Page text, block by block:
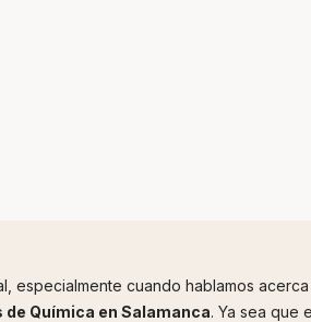
especialmente cuando hablamos
de Química en Salamanca. Ya sea que